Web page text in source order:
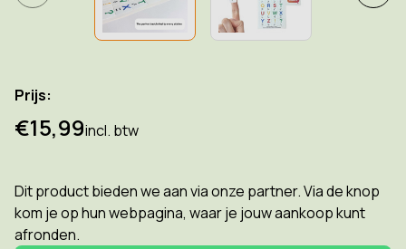
Prijs:
€15,99incl. btw
Dit product bieden we aan via onze partner. Via de knop
kom je op hun webpagina, waar je jouw aankoop kunt
afronden.